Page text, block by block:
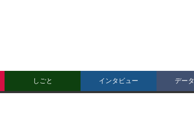
しごと インタビュー デー